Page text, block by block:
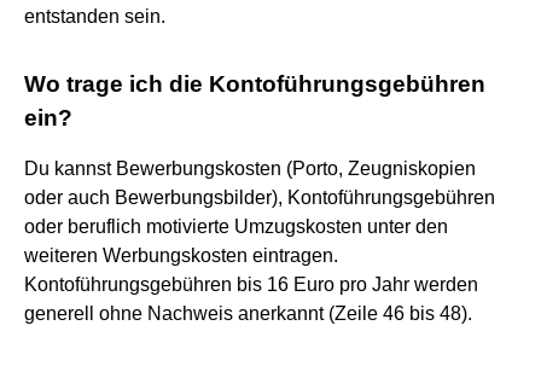
entstanden sein.
Wo trage ich die Kontoführungsgebühren
ein?
Du kannst Bewerbungskosten (Porto, Zeugniskopien
oder auch Bewerbungsbilder), Kontoführungsgebühren
oder beruflich motivierte Umzugskosten unter den
weiteren Werbungskosten eintragen.
Kontoführungsgebühren bis 16 Euro pro Jahr werden
generell ohne Nachweis anerkannt (Zeile 46 bis 48).